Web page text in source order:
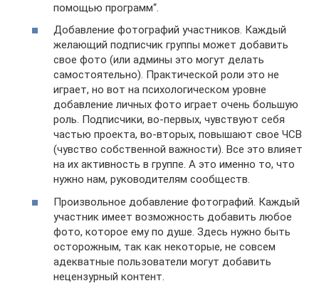
помощью программ“.
Добавление фотографий участников. Каждый
желающий подписчик группы может добавить
свое фото (или админы это могут делать
самостоятельно). Практической роли это не
играет, но вот на психологическом уровне
добавление личных фото играет очень большую
роль. Подписчики, во-первых, чувствуют себя
частью проекта, во-вторых, повышают свое ЧСВ
(чувство собственной важности). Все это влияет
на их активность в группе. А это именно то, что
нужно нам, руководителям сообществ.
Произвольное добавление фотографий. Каждый
участник имеет возможность добавить любое
фото, которое ему по душе. Здесь нужно быть
осторожным, так как некоторые, не совсем
адекватные пользователи могут добавить
нецензурный контент.